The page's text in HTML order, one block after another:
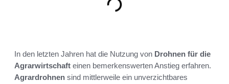
In den letzten Jahren hat die Nutzung von Drohnen für die
Agrarwirtschaft einen bemerkenswerten Anstieg erfahren.
Agrardrohnen sind mittlerweile ein unverzichtbares